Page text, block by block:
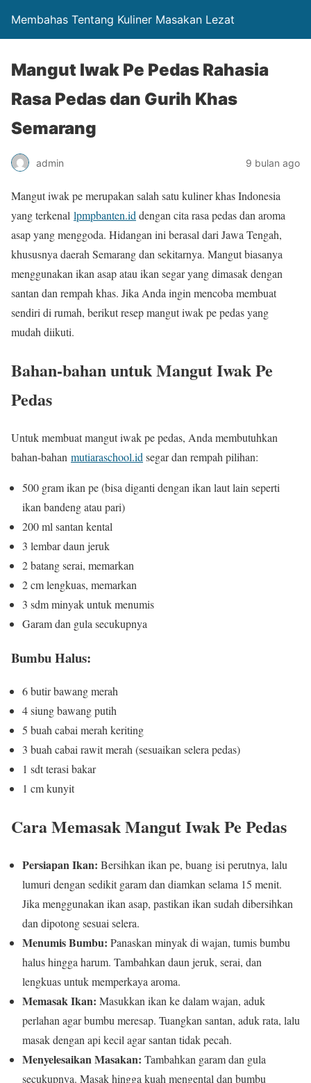
Membahas Tentang Kuliner Masakan Lezat
Mangut Iwak Pe Pedas Rahasia
Rasa Pedas dan Gurih Khas
Semarang
admin 9 bulan ago
Mangut iwak pe merupakan salah satu kuliner khas Indonesia
yang terkenal lpmpbanten.id dengan cita rasa pedas dan aroma
asap yang menggoda. Hidangan ini berasal dari Jawa Tengah,
khususnya daerah Semarang dan sekitarnya. Mangut biasanya
menggunakan ikan asap atau ikan segar yang dimasak dengan
santan dan rempah khas. Jika Anda ingin mencoba membuat
sendiri di rumah, berikut resep mangut iwak pe pedas yang
mudah diikuti.
Bahan-bahan untuk Mangut Iwak Pe
Pedas
Untuk membuat mangut iwak pe pedas, Anda membutuhkan
bahan-bahan mutiaraschool.id segar dan rempah pilihan:
500 gram ikan pe (bisa diganti dengan ikan laut lain seperti
ikan bandeng atau pari)
200 ml santan kental
3 lembar daun jeruk
2 batang serai, memarkan
2 cm lengkuas, memarkan
3 sdm minyak untuk menumis
Garam dan gula secukupnya
Bumbu Halus:
6 butir bawang merah
4 siung bawang putih
5 buah cabai merah keriting
3 buah cabai rawit merah (sesuaikan selera pedas)
1 sdt terasi bakar
1 cm kunyit
Cara Memasak Mangut Iwak Pe Pedas
Persiapan Ikan: Bersihkan ikan pe, buang isi perutnya, lalu
lumuri dengan sedikit garam dan diamkan selama 15 menit.
Jika menggunakan ikan asap, pastikan ikan sudah dibersihkan
dan dipotong sesuai selera.
Menumis Bumbu: Panaskan minyak di wajan, tumis bumbu
halus hingga harum. Tambahkan daun jeruk, serai, dan
lengkuas untuk memperkaya aroma.
Memasak Ikan: Masukkan ikan ke dalam wajan, aduk
perlahan agar bumbu meresap. Tuangkan santan, aduk rata, lalu
masak dengan api kecil agar santan tidak pecah.
Menyelesaikan Masakan: Tambahkan garam dan gula
secukupnya. Masak hingga kuah mengental dan bumbu